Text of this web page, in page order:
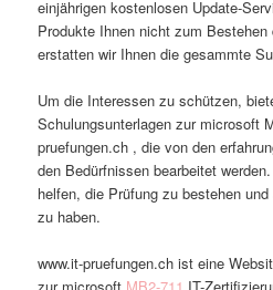
einjährigen kostenlosen Update-
Produkte Ihnen nicht zum
erstatten wir Ihnen die gesammte
Um die Interessen zu schützen,
Schulungsunterlagen zur microsoft
pruefungen.ch , die von den
den Bedürfnissen bearbeitet
helfen, die Prüfung zu bestehen
zu haben.
www.it-pruefungen.ch ist eine